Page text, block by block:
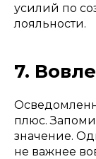
усилий по
лояльности.
7.
плюс.
значение.
не важнее